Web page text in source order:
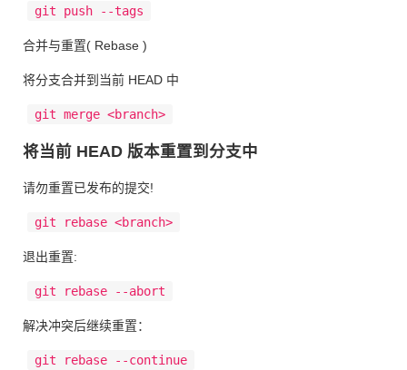
git push --tags
合并与重置( Rebase )
将分支合并到当前 HEAD 中
git merge <branch>
将当前 HEAD 版本重置到分支中
请勿重置已发布的提交!
git rebase <branch>
退出重置:
git rebase --abort
解决冲突后继续重置：
git rebase --continue